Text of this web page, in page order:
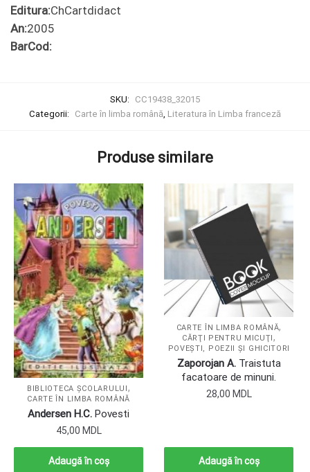
Editura:ChCartdidact
An:2005
BarCod:
SKU:
CC19438_32015
Categorii:
Carte în limba română Literatura în Limba franceză
Produse similare
BIBLIOTECA ȘCOLARULUI ,
CARTE ÎN LIMBA ROMÂNĂ
Andersen H.C. Povesti
45,00 MDL
Adaugă în coș
CARTE ÎN LIMBA ROMÂNĂ,
CĂRŢI PENTRU MICUŢI,
POVEŞTI, POEZII ŞI GHICITORI
Zaporojan A.Traistuta
facatoare de minuni.
28,00 MDL
Adaugă în coș